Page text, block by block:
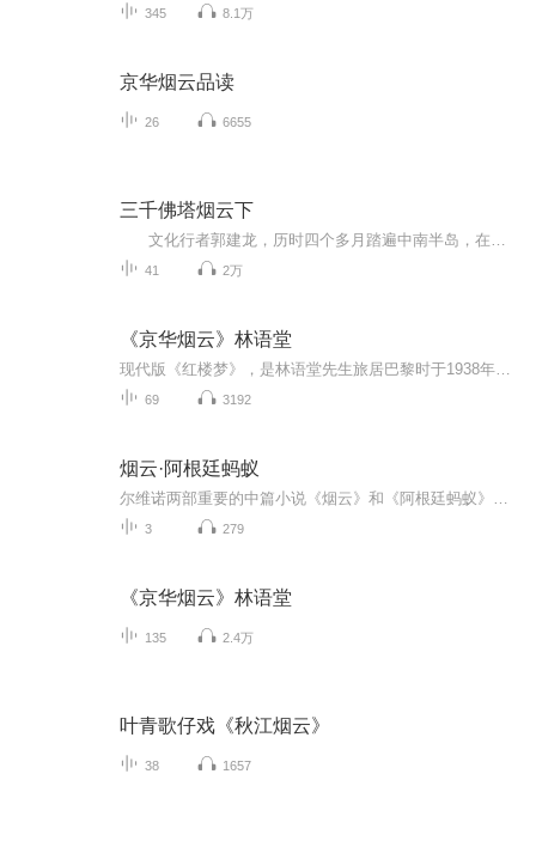
345 8.1万
京华烟云品读
26 6655
三千佛塔烟云下
41 2万
《京华烟云》林语堂
69 3192
烟云·阿根廷蚂蚁
3 279
《京华烟云》林语堂
135 2.4万
叶青歌仔戏《秋江烟云》
38 1657